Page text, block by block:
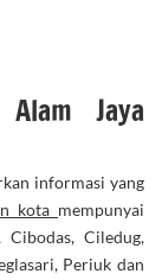
Jaya
informasi yang
kota mempunyai
Cibodas, Ciledug,
Periuk dan